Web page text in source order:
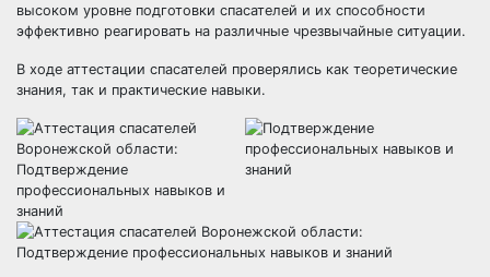
высоком уровне подготовки спасателей и их способности
эффективно реагировать на различные чрезвычайные ситуации.
В ходе аттестации спасателей проверялись как теоретические
знания, так и практические навыки.